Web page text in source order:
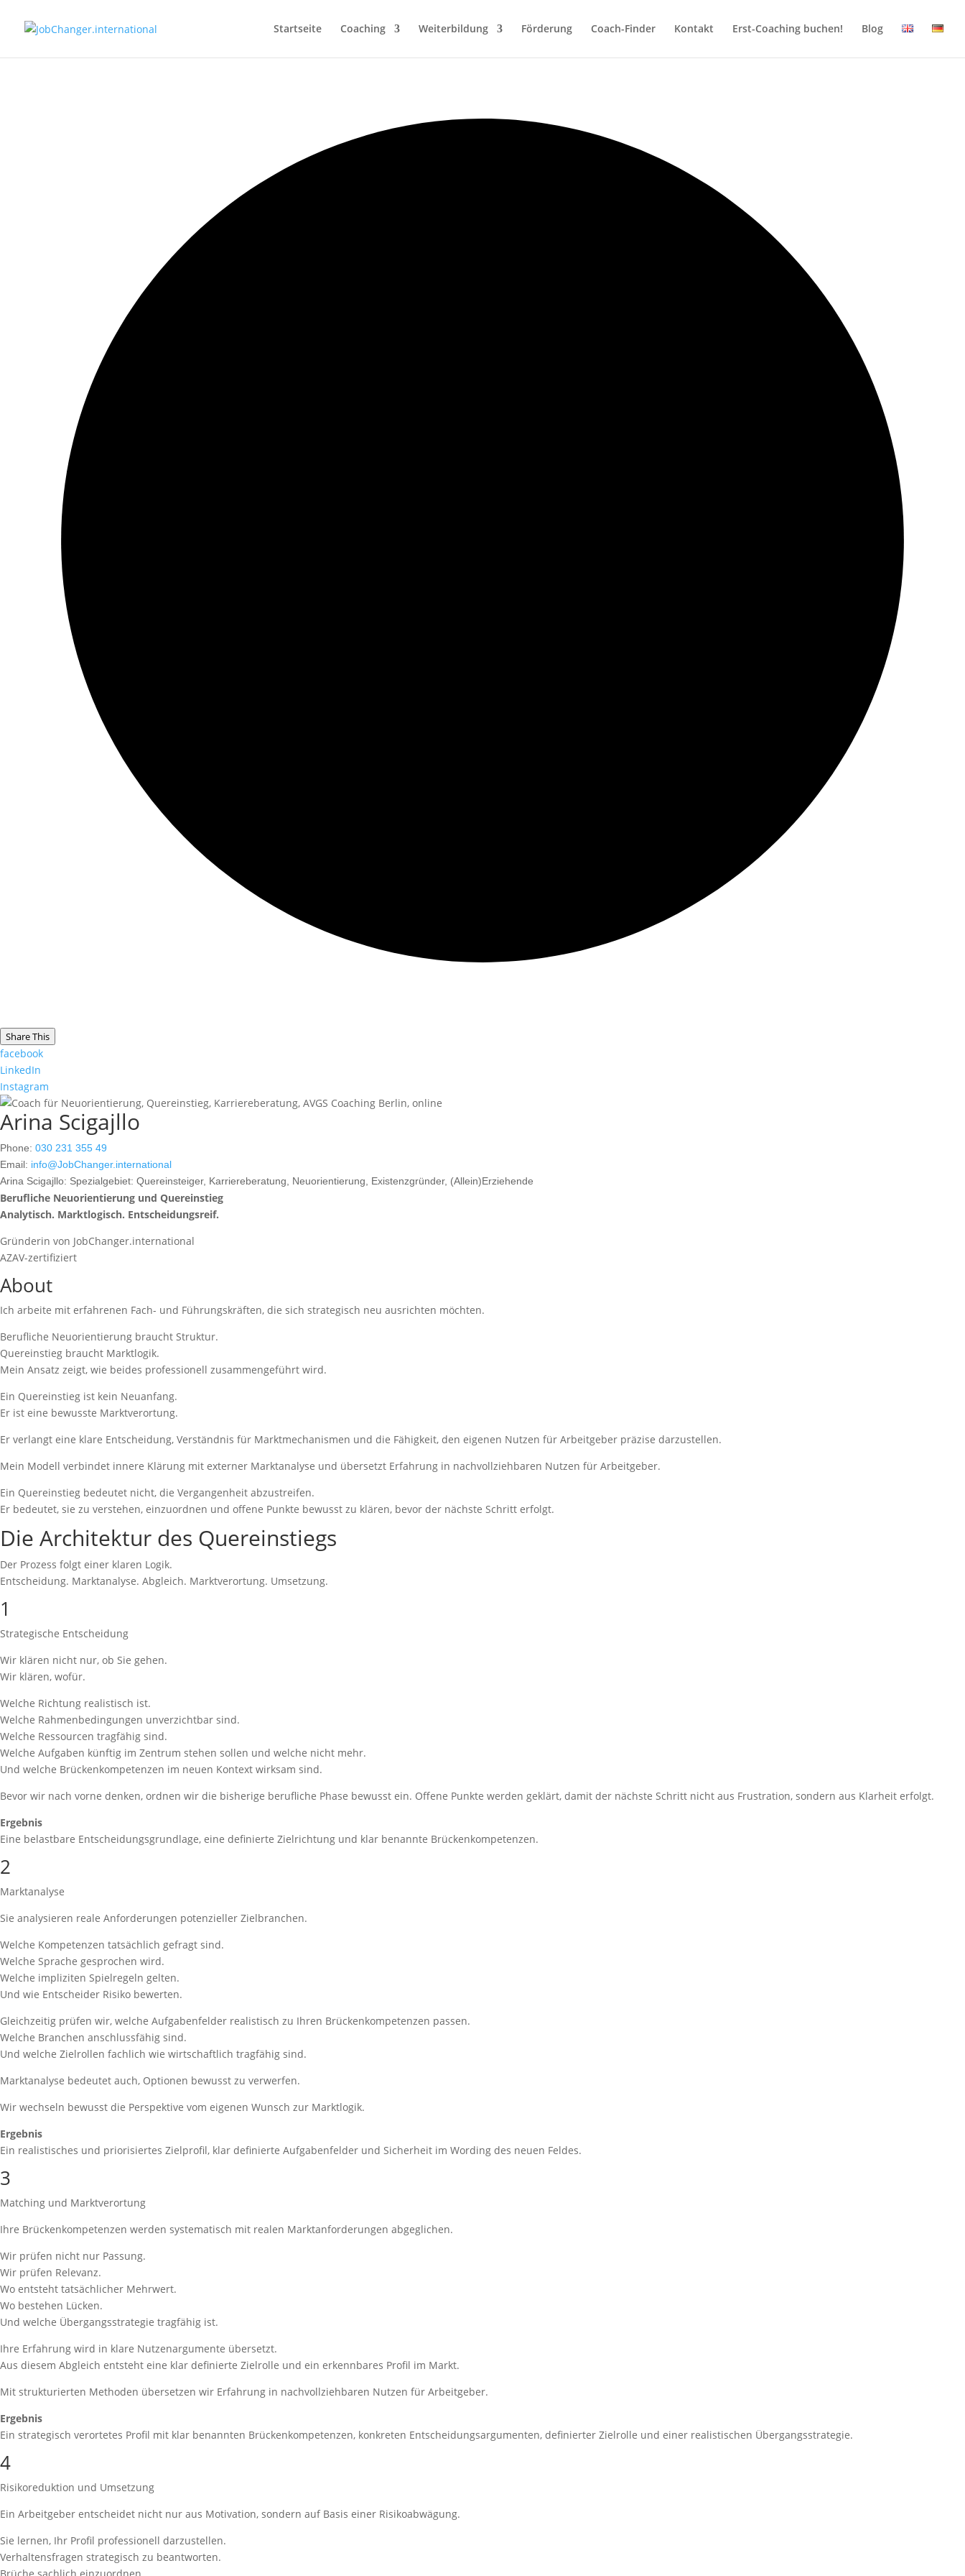
Share This
facebook
LinkedIn
Instagram
Startseite Coaching Weiterbildung Förderung Coach-Finder Kontakt Erst-Coaching buchen! Blog
Arina Scigajllo
Phone: 030 231 355 49
Email: info@JobChanger.international
Arina Scigajllo: Spezialgebiet: Quereinsteiger, Karriereberatung, Neuorientierung, Existenzgründer, (Allein)Erziehende
Berufliche Neuorientierung und Quereinstieg
Analytisch. Marktlogisch. Entscheidungsreif.
Gründerin von JobChanger.international
AZAV-zertifiziert
About
Ich arbeite mit erfahrenen Fach- und Führungskräften, die sich strategisch neu ausrichten möchten.
Berufliche Neuorientierung braucht Struktur.
Quereinstieg braucht Marktlogik.
Mein Ansatz zeigt, wie beides professionell zusammengeführt wird.
Ein Quereinstieg ist kein Neuanfang.
Er ist eine bewusste Marktverortung.
Er verlangt eine klare Entscheidung, Verständnis für Marktmechanismen und die Fähigkeit, den eigenen Nutzen für Arbeitgeber präzise darzustellen.
Mein Modell verbindet innere Klärung mit externer Marktanalyse und übersetzt Erfahrung in nachvollziehbaren Nutzen für Arbeitgeber.
Ein Quereinstieg bedeutet nicht, die Vergangenheit abzustreifen.
Er bedeutet, sie zu verstehen, einzuordnen und offene Punkte bewusst zu klären, bevor der nächste Schritt erfolgt.
Die Architektur des Quereinstiegs
Der Prozess folgt einer klaren Logik.
Entscheidung. Marktanalyse. Abgleich. Marktverortung. Umsetzung.
1
Strategische Entscheidung
Wir klären nicht nur, ob Sie gehen.
Wir klären, wofür.
Welche Richtung realistisch ist.
Welche Rahmenbedingungen unverzichtbar sind.
Welche Ressourcen tragfähig sind.
Welche Aufgaben künftig im Zentrum stehen sollen und welche nicht mehr.
Und welche Brückenkompetenzen im neuen Kontext wirksam sind.
Bevor wir nach vorne denken, ordnen wir die bisherige berufliche Phase bewusst ein. Offene Punkte werden geklärt, damit der nächste Schritt nicht aus Frustration, sondern aus Klarheit erfolgt.
Ergebnis
Eine belastbare Entscheidungsgrundlage, eine definierte Zielrichtung und klar benannte Brückenkompetenzen.
2
Marktanalyse
Sie analysieren reale Anforderungen potenzieller Zielbranchen.
Welche Kompetenzen tatsächlich gefragt sind.
Welche Sprache gesprochen wird.
Welche impliziten Spielregeln gelten.
Und wie Entscheider Risiko bewerten.
Gleichzeitig prüfen wir, welche Aufgabenfelder realistisch zu Ihren Brückenkompetenzen passen.
Welche Branchen anschlussfähig sind.
Und welche Zielrollen fachlich wie wirtschaftlich tragfähig sind.
Marktanalyse bedeutet auch, Optionen bewusst zu verwerfen.
Wir wechseln bewusst die Perspektive vom eigenen Wunsch zur Marktlogik.
Ergebnis
Ein realistisches und priorisiertes Zielprofil, klar definierte Aufgabenfelder und Sicherheit im Wording des neuen Feldes.
3
Matching und Marktverortung
Ihre Brückenkompetenzen werden systematisch mit realen Marktanforderungen abgeglichen.
Wir prüfen nicht nur Passung.
Wir prüfen Relevanz.
Wo entsteht tatsächlicher Mehrwert.
Wo bestehen Lücken.
Und welche Übergangsstrategie tragfähig ist.
Ihre Erfahrung wird in klare Nutzenargumente übersetzt.
Aus diesem Abgleich entsteht eine klar definierte Zielrolle und ein erkennbares Profil im Markt.
Mit strukturierten Methoden übersetzen wir Erfahrung in nachvollziehbaren Nutzen für Arbeitgeber.
Ergebnis
Ein strategisch verortetes Profil mit klar benannten Brückenkompetenzen, konkreten Entscheidungsargumenten, definierter Zielrolle und einer realistischen Übergangsstrategie.
4
Risikoreduktion und Umsetzung
Ein Arbeitgeber entscheidet nicht nur aus Motivation, sondern auf Basis einer Risikoabwägung.
Sie lernen, Ihr Profil professionell darzustellen.
Verhaltensfragen strategisch zu beantworten.